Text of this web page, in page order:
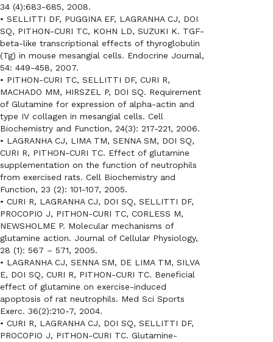
34 (4):683-685, 2008.
• SELLITTI DF, PUGGINA EF, LAGRANHA CJ, DOI
SQ, PITHON-CURI TC, KOHN LD, SUZUKI K. TGF-
beta-like transcriptional effects of thyroglobulin
(Tg) in mouse mesangial cells. Endocrine Journal,
54: 449-458, 2007.
• PITHON-CURI TC, SELLITTI DF, CURI R,
MACHADO MM, HIRSZEL P, DOI SQ. Requirement
of Glutamine for expression of alpha-actin and
type IV collagen in mesangial cells. Cell
Biochemistry and Function, 24(3): 217-221, 2006.
• LAGRANHA CJ, LIMA TM, SENNA SM, DOI SQ,
CURI R, PITHON-CURI TC. Effect of glutamine
supplementation on the function of neutrophils
from exercised rats. Cell Biochemistry and
Function, 23 (2): 101-107, 2005.
• CURI R, LAGRANHA CJ, DOI SQ, SELLITTI DF,
PROCOPIO J, PITHON-CURI TC, CORLESS M,
NEWSHOLME P. Molecular mechanisms of
glutamine action. Journal of Cellular Physiology,
28 (1): 567 – 571, 2005.
• LAGRANHA CJ, SENNA SM, DE LIMA TM, SILVA
E, DOI SQ, CURI R, PITHON-CURI TC. Beneficial
effect of glutamine on exercise-induced
apoptosis of rat neutrophils. Med Sci Sports
Exerc. 36(2):210-7, 2004.
• CURI R, LAGRANHA CJ, DOI SQ, SELLITTI DF,
PROCOPIO J, PITHON-CURI TC. Glutamine-